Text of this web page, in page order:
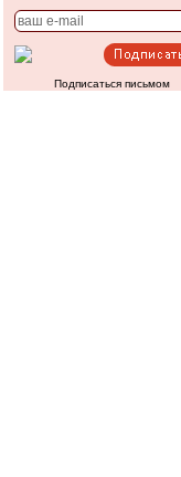
Подписаться письмом